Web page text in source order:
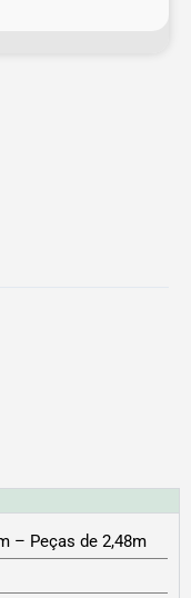
– Peças de 2,48m